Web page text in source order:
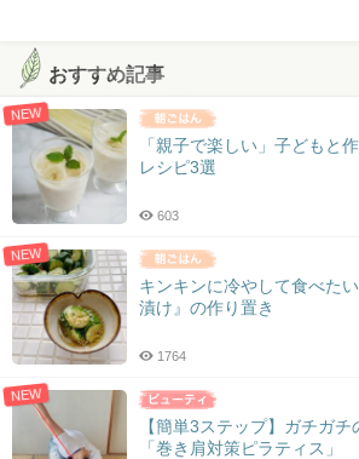
おすすめ記事
NEW
「親子で楽しい」子どもと
レシピ3選
603
NEW
キンキンに冷やして食べた
漬け』の作り置き
1764
NEW
【簡単3ステップ】ガチガチ
「巻き肩対策ピラティス」